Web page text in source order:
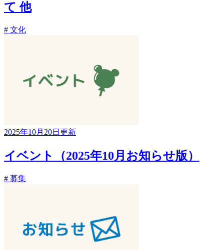
て 他
# 文化
2025年10月20日更新
イベント（2025年10月お知らせ版）
# 募集